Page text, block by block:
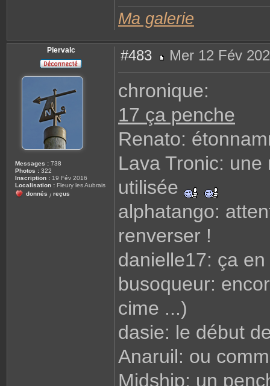
Ma galerie
Piervalc
Messages : 738
Photos : 322
Inscription : 19 Fév 2016
Localisation : Fleury les Aubrais
donnés / reçus
#483
e
Mer 12 Fév
chronique:
17 ça penche
Renato:
Lava Tronic:
utilisée
alphatango:
renverser !
danielle17: ça
busoqueur:
cime ...)
dasie: le début
Anaruil: ou
Midship: un